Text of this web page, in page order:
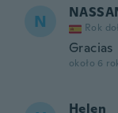
N Rok
Gracias
około 6
Helen